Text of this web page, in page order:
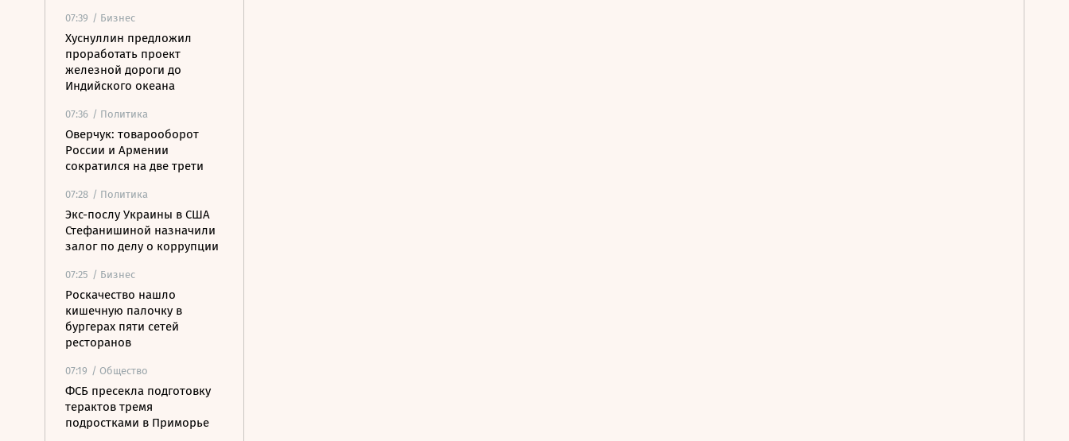
07:39 / Бизнес
Хуснуллин предложил
проработать проект
железной дороги до
Индийского океана
07:36 / Политика
Оверчук: товарооборот
России и Армении
сократился на две трети
07:28 / Политика
Экс-послу Украины в США
Стефанишиной назначили
залог по делу о коррупции
07:25 / Бизнес
Роскачество нашло
кишечную палочку в
бургерах пяти сетей
ресторанов
07:19 / Общество
ФСБ пресекла подготовку
терактов тремя
подростками в Приморье